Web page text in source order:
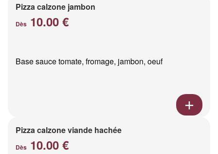
Pizza calzone jambon
Dès 10.00 €
Base sauce tomate, fromage, jambon, oeuf
Pizza calzone viande hachée
Dès 10.00 €